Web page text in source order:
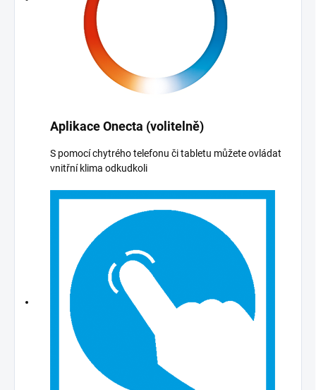
Aplikace Onecta (volitelně)
S pomocí chytrého telefonu či tabletu můžete ovládat
vnitřní klima odkudkoli